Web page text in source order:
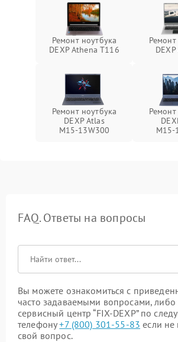
Ремонт ноутбука
DEXP Athena T116
Ремонт
Ремонт ноутбука
DEXP Atlas
M15‑13W300
Ремонт
FAQ. Ответы на вопросы
Вы можете ознакомиться с
часто задаваемыми вопросами, либо
сервисный центр “FIX-DEXP” по
телефону+7 (800) 301-55-83 если не
свой вопрос.